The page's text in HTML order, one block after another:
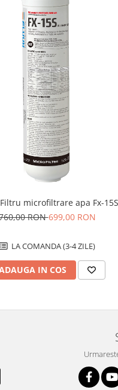
microfiltrare apa Fx-15S
RON699,00 RON
LA COMANDA (3-4 ZILE)
IN COS